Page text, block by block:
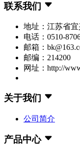
联系我们
地址：江苏省
电话：0510-
邮箱：
邮编：214200
网址：http://
关于我们
公司简介
产品中心